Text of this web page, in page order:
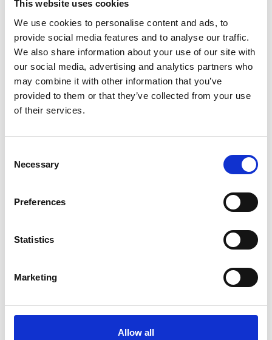
This website uses cookies
We use cookies to personalise content and ads, to
provide social media features and to analyse our traffic.
We also share information about your use of our site with
our social media, advertising and analytics partners who
may combine it with other information that you’ve
provided to them or that they’ve collected from your use
of their services.
Selection
Necessary
Preferences
Statistics
Marketing
Allow all
Zahraniční obchod Itálie – ČR v pololetí převýšil
Přehled Ekonomika
Česká republika